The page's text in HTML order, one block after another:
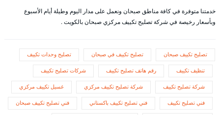
خدمتنا متوفرة في كافة مناطق صبحان ونعمل على مدار اليوم وطيلة أيام الأسبوع
وبأسعار رخيصة في شركة تصليح تكييف مركزي صبحان بالكويت .
تصليح تكييف صبحان تصليح تكييف في صبحان تصليح وحدات تكييف
تنظيف تكييف رقم هاتف تصليح تكييف شركات تصليح تكييف
شركة تصليح تكييف شركة تصليح تكييف مركزي غسيل تكييف مركزي
فني تصليح تكييف فني تصليح تكييف باكستاني فني تصليح تكييف صبحان